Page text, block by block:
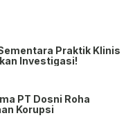
Praktik Klinis
Investigasi!
PT Dosni Roha
Korupsi